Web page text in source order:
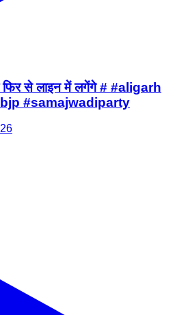
फिर से लाइन में लगेंगे # #aligarh
#samajwadiparty